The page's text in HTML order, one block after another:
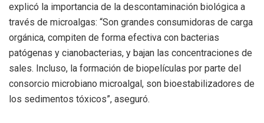
explicó la importancia de la descontaminación biológica a
través de microalgas: “Son grandes consumidoras de carga
orgánica, compiten de forma efectiva con bacterias
patógenas y cianobacterias, y bajan las concentraciones de
sales. Incluso, la formación de biopelículas por parte del
consorcio microbiano microalgal, son bioestabilizadores de
los sedimentos tóxicos”, aseguró.